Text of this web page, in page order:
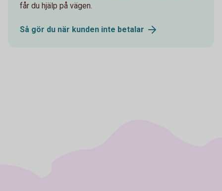
får du hjälp på vägen.
Så gör du när kunden inte betalar